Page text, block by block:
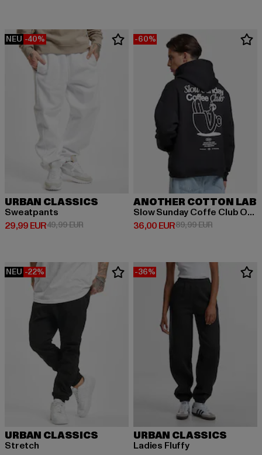
NEU -40%
URBAN CLASSICS
Sweatpants
29,99 EUR
Derzeitiger Preis: 29,99 EUR
49,99 EURAktionspreis: 49,99 EUR
-60%
ANOTHER COTTON LAB
Slow Sunday Coffe Club Oversize
36,00 EUR
Derzeitiger Preis: 36,00 EUR
89,99 EURAktionspreis:
NEU -22%
URBAN CLASSICS
Stretch
-36%
URBAN CLASSICS
Ladies Fluffy